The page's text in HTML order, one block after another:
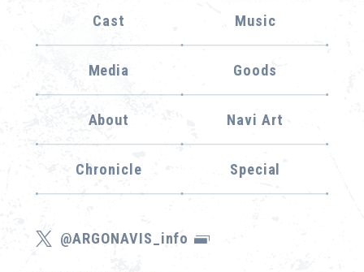
Cast Music
Media Goods
About Navi Art
Chronicle Special
@ARGONAVIS_info